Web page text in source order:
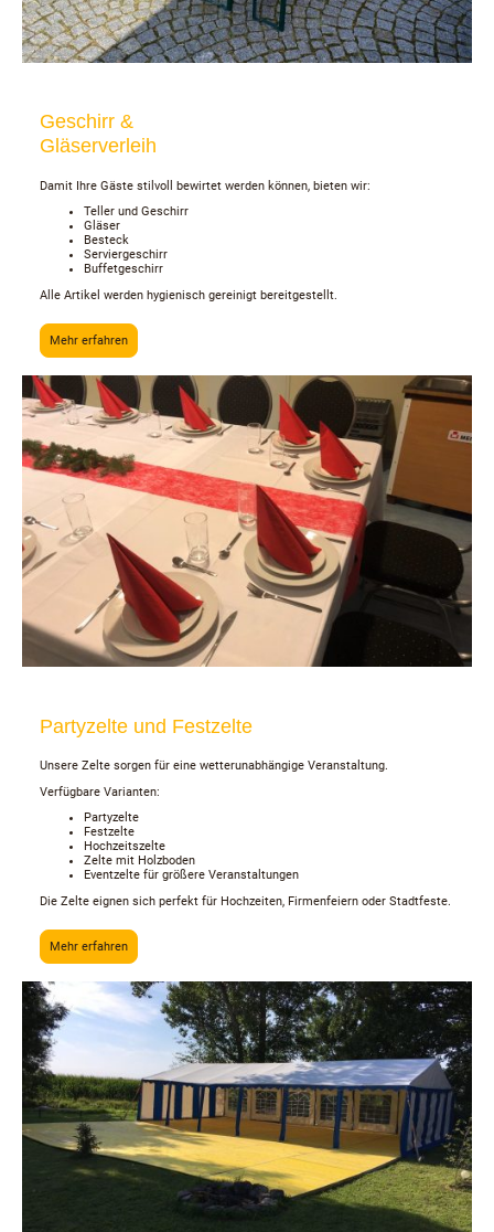
Geschirr &
Gläserverleih
Damit Ihre Gäste stilvoll bewirtet werden können, bieten wir:
Teller und Geschirr
Gläser
Besteck
Serviergeschirr
Buffetgeschirr
Alle Artikel werden hygienisch gereinigt bereitgestellt.
Mehr erfahren
Partyzelte und Festzelte
Unsere Zelte sorgen für eine wetterunabhängige Veranstaltung.
Verfügbare Varianten:
Partyzelte
Festzelte
Hochzeitszelte
Zelte mit Holzboden
Eventzelte für größere Veranstaltungen
Die Zelte eignen sich perfekt für Hochzeiten, Firmenfeiern oder Stadtfeste.
Mehr erfahren